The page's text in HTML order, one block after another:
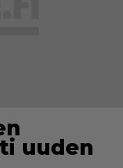
uuden